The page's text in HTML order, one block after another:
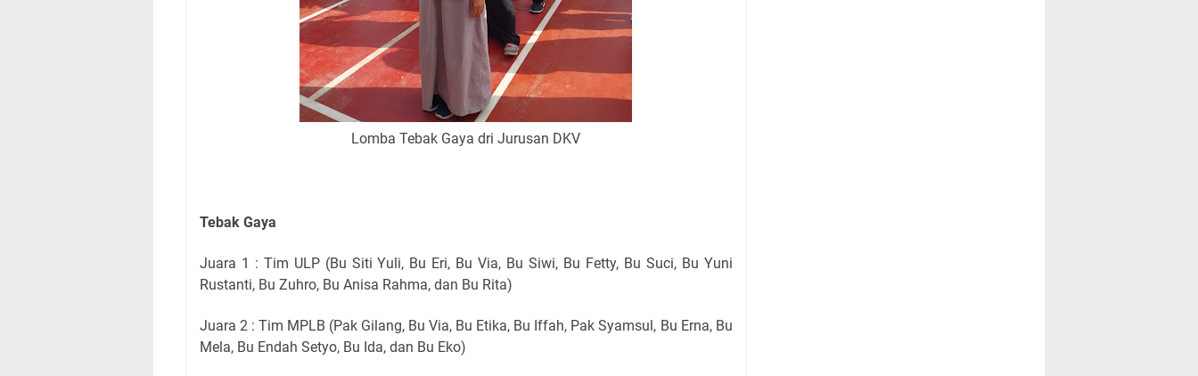
Lomba Tebak Gaya dri Jurusan DKV
Tebak Gaya
Juara 1 : Tim ULP (Bu Siti Yuli, Bu Eri, Bu Via, Bu Siwi, Bu Fetty, Bu Suci, Bu Yuni
Rustanti, Bu Zuhro, Bu Anisa Rahma, dan Bu Rita)
Juara 2 : Tim MPLB (Pak Gilang, Bu Via, Bu Etika, Bu Iffah, Pak Syamsul, Bu Erna, Bu
Mela, Bu Endah Setyo, Bu Ida, dan Bu Eko)